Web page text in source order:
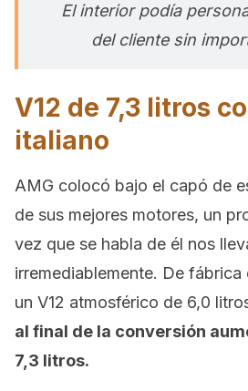
El interior podía
del cliente sin
V12 de 7,3 litros
italiano
AMG colocó bajo el capó de
de sus mejores motores, un
vez que se habla de él nos
irremediablemente. De
un V12 atmosférico de 6,0
al final de la conversión
7,3 litros.